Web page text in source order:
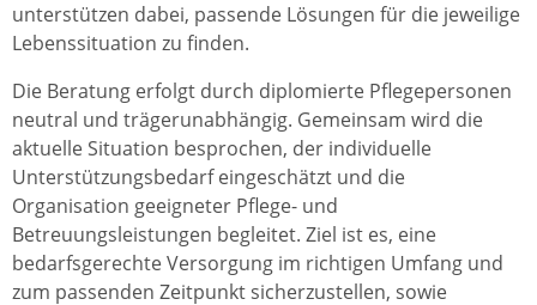
unterstützen dabei, passende Lösungen für die jeweilige
Lebenssituation zu finden.
Die Beratung erfolgt durch diplomierte Pflegepersonen
neutral und trägerunabhängig. Gemeinsam wird die
aktuelle Situation besprochen, der individuelle
Unterstützungsbedarf eingeschätzt und die
Organisation geeigneter Pflege- und
Betreuungsleistungen begleitet. Ziel ist es, eine
bedarfsgerechte Versorgung im richtigen Umfang und
zum passenden Zeitpunkt sicherzustellen, sowie